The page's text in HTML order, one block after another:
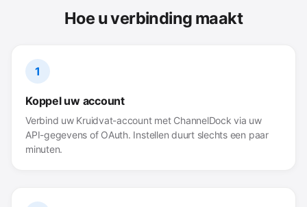
Hoe u verbinding maakt
1
Koppel uw account
Verbind uw Kruidvat-account met ChannelDock via uw
API-gegevens of OAuth. Instellen duurt slechts een paar
minuten.